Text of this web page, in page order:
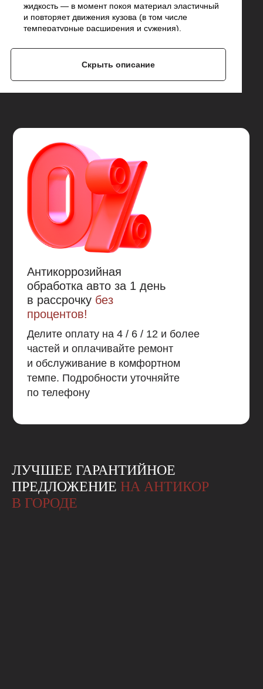
жидкость — в момент покоя материал эластичный
и повторяет движения кузова (в том числе
температурные расширения и сужения),
становится упругим.
Имеет свойство самовосстановления, то есть
пока их обнаружат.
Материал зимой не трескается, летом не течет.
временем от агрессивной среды и механических
гравий, мелкие камни – царапают защитное
покрытие Mercasol 831, открывая металл.) и
позволит развиваться коррозии в местах
повреждения, а также не хотите обращаться к теме
антикоррозионной обработки 10 и более лет, то
Mercasol 845 - это то без чего вам не обойтись.
Скрыть описание
Антикоррозийная
обработка авто за 1 день
в рассрочку без
процентов!
Делите оплату на 4 / 6 / 12 и более
частей и оплачивайте ремонт
и обслуживание в комфортном
темпе. Подробности уточняйте
по телефону
ЛУЧШЕЕ ГАРАНТИЙНОЕ
ПРЕДЛОЖЕНИЕ НА АНТИКОР
В ГОРОДЕ